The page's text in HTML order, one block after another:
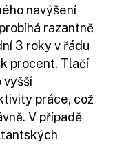
navýšení
razantně
3 roky v řádu
procent. Tlačí
vyšší
práce, což
V případě